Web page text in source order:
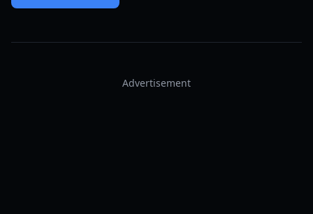
Advertisement